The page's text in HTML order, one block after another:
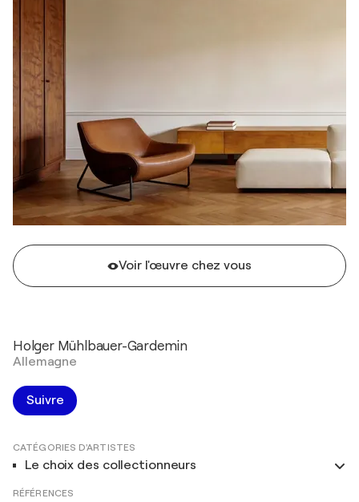
Voir l'œuvre chez vous
Holger Mühlbauer-Gardemin
Allemagne
Suivre
CATÉGORIES D'ARTISTES
Le choix des collectionneurs
RÉFÉRENCES